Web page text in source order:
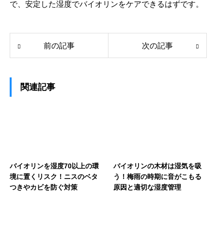
で、安定した湿度でバイオリンをケアできるはずです。
前の記事 次の記事
関連記事
バイオリンを湿度70以上の環
境に置くリスク！ニスのベタ
つきやカビを防ぐ対策
バイオリンの木材は湿気を吸
う！梅雨の時期に音がこもる
原因と適切な湿度管理